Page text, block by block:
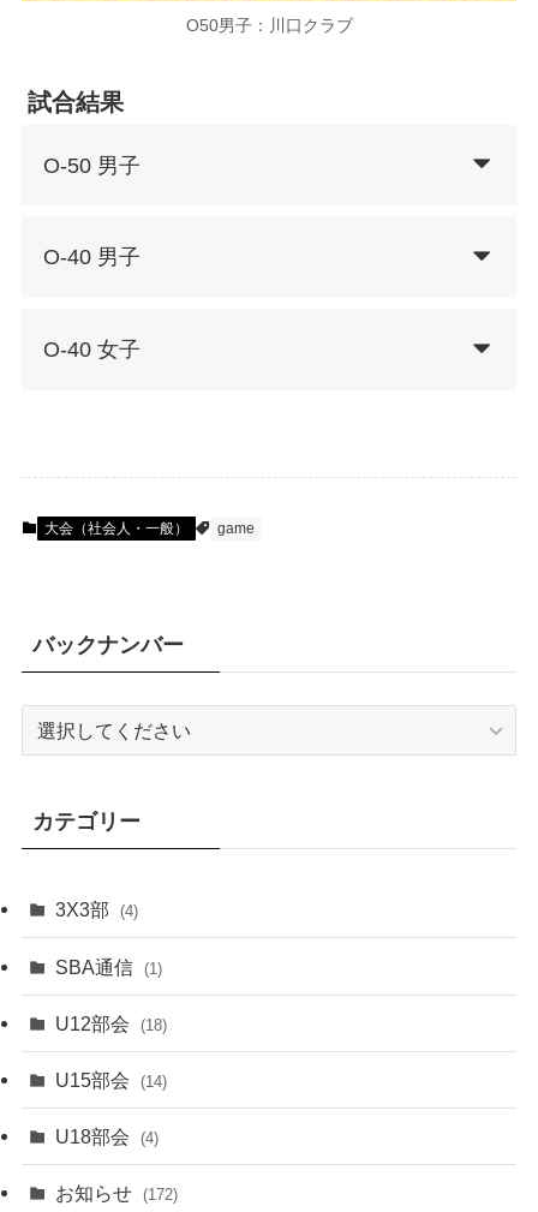
O50男子：川口クラブ
試合結果
O-50 男子
O-40 男子
O-40 女子
大会（社会人・一般） game
バックナンバー
カテゴリー
3X3部 (4)
SBA通信 (1)
U12部会 (18)
U15部会 (14)
U18部会 (4)
お知らせ (172)